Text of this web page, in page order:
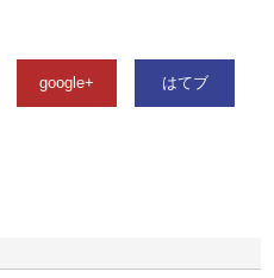
google+ はてブ